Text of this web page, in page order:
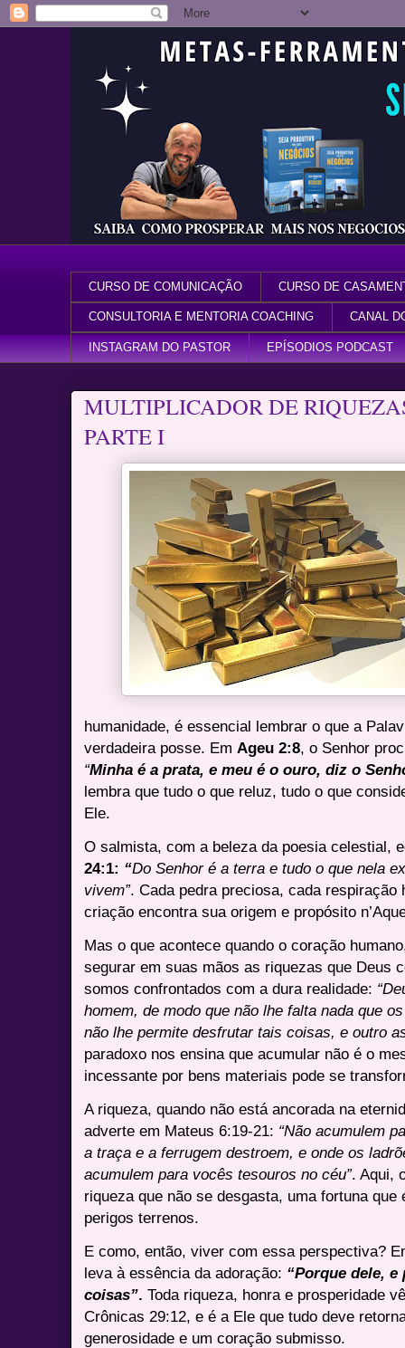
CURSO DE COMUNICAÇÃO CURSO DE
CONSULTORIA E MENTORIA COACHING CANAL
INSTAGRAM DO PASTOR EPÍSODIOS PODCAST
MULTIPLICADOR DE
PARTE I
humanidade, é essencial lembrar o que a
verdadeira posse. Em Ageu 2:8, o Senhor
“Minha é a prata, e meu é o ouro, diz o
lembra que tudo o que reluz, tudo o que
Ele.
O salmista, com a beleza da poesia celestial,
24:1: “Do Senhor é a terra e tudo o que nela
vivem”. Cada pedra preciosa, cada respiração
criação encontra sua origem e propósito
Mas o que acontece quando o coração
segurar em suas mãos as riquezas que Deus
somos confrontados com a dura realidade:
homem, de modo que não lhe falta nada que
não lhe permite desfrutar tais coisas, e outro
paradoxo nos ensina que acumular não é o
incessante por bens materiais pode se
A riqueza, quando não está ancorada na
adverte em Mateus 6:19-21: “Não acumulem
a traça e a ferrugem destroem, e onde os
acumulem para vocês tesouros no céu”. Aqui,
riqueza que não se desgasta, uma fortuna
perigos terrenos.
E como, então, viver com essa perspectiva?
leva à essência da adoração: “Porque dele, e
coisas”. Toda riqueza, honra e prosperidade
Crônicas 29:12, e é a Ele que tudo deve
generosidade e um coração submisso.